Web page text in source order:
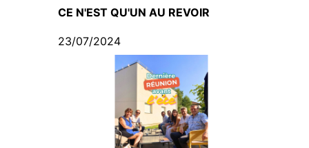
CE N'EST QU'UN AU REVOIR
23/07/2024